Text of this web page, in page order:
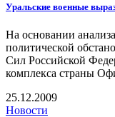
Уральские военные
На основании
политической
Сил Российской
комплекса страны
25.12.2009
Новости